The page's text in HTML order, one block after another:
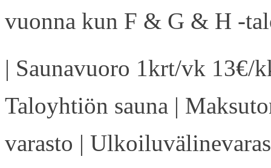
vuonna kun F & G & H -
| Saunavuoro 1krt/vk 13€/
Taloyhtiön sauna |
varasto |